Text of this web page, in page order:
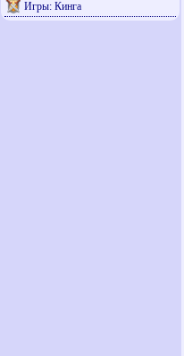
Игры: Кинга